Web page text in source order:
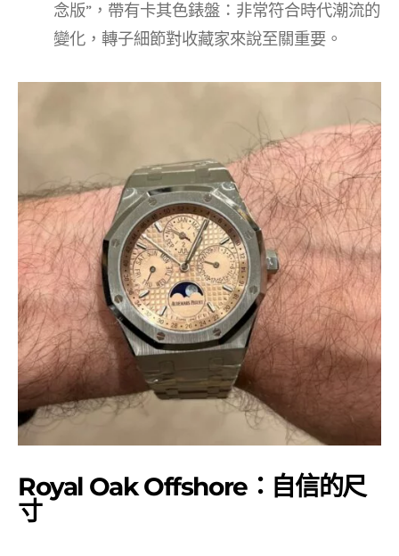
念版”，帶有卡其色錶盤：非常符合時代潮流的
變化，轉子細節對收藏家來說至關重要。
Royal Oak Offshore：自信的尺
寸